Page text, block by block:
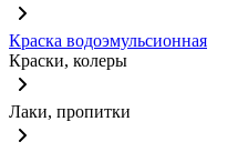
Краска водоэмульсионная
Краски, колеры
Лаки, пропитки